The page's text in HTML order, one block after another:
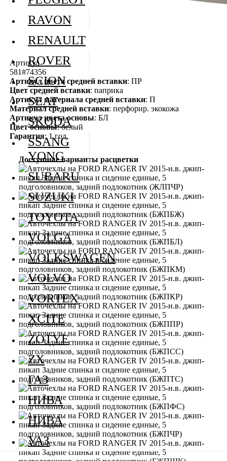
Артикул
581#74356
Артикул цвета средней вставки: ПР
Цвет средней вставки: паприка
Артикул материала средней вставки: П
Материал средней вставки: перфорир. экокожа
Артикул цвета основы: БЛ
Цвет основы: белый
Гарантия: 1 год
Доступные варианты расцветки
RAVON
RENAULT
ROVER
SCION
SEAT
SKODA
SSANG
YONG
SUBARU
SUZUKI
TOYOTA
VOLGA
VOLKSWAGEN
VOLVO
VORTEX
XCITE
ZOTYE
ZX
ГАЗ
НИВА
НИВА
УАЗ